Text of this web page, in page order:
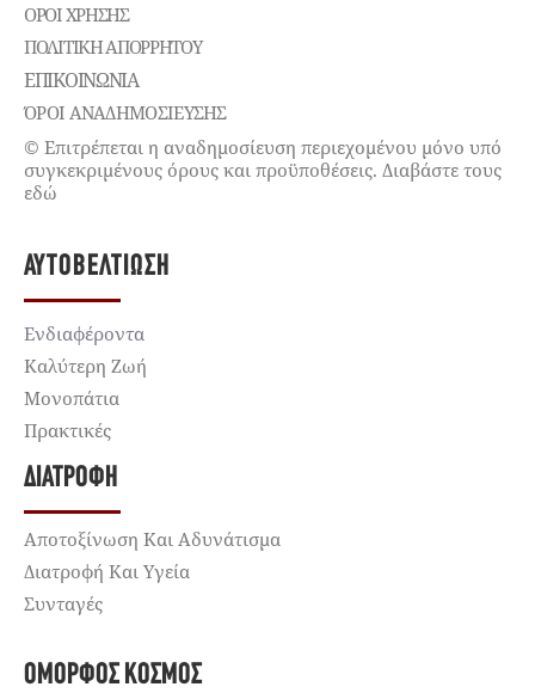
ΌΡΟΙ ΧΡΉΣΗΣ
ΠΟΛΙΤΙΚΉ ΑΠΟΡΡΉΤΟΥ
ΕΠΙΚΟΙΝΩΝΊΑ
ΌΡΟΙ ΑΝΑΔΗΜΟΣΙΕΥΣΗΣ
© Επιτρέπεται η αναδημοσίευση περιεχομένου μόνο υπό
συγκεκριμένους όρους και προϋποθέσεις. Διαβάστε τους
εδώ
ΑΥΤΟΒΕΛΤΊΩΣΗ
Ενδιαφέροντα
Καλύτερη Ζωή
Μονοπάτια
Πρακτικές
ΔΙΑΤΡΟΦΉ
Αποτοξίνωση Και Αδυνάτισμα
Διατροφή Και Υγεία
Συνταγές
ΌΜΟΡΦΟΣ ΚΌΣΜΟΣ